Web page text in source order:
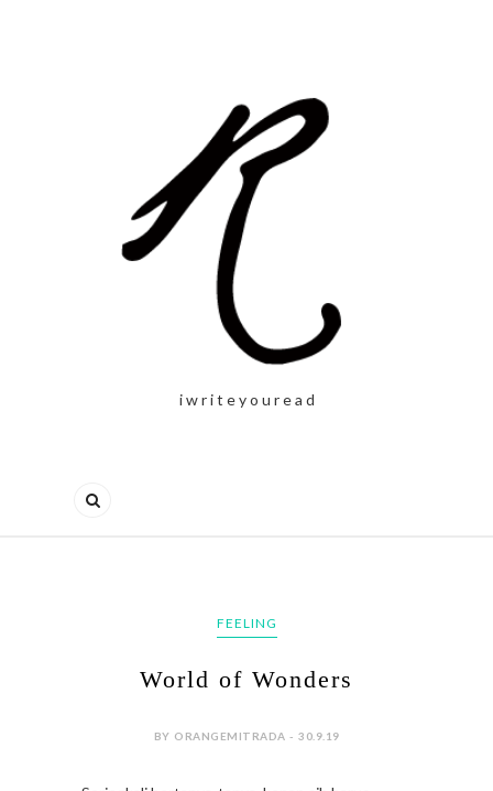
i w r i t e y o u r e a d
FEELING
World of Wonders
BY ORANGEMITRADA - 30.9.19